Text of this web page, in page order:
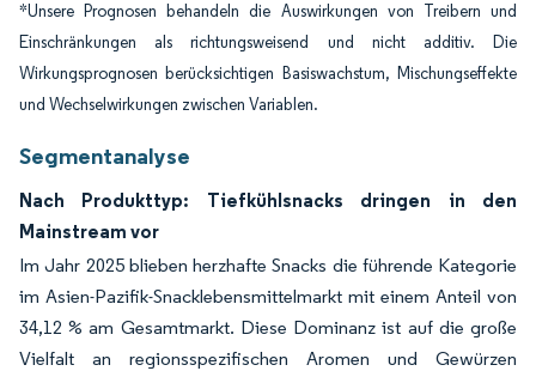
*Unsere Prognosen behandeln die Auswirkungen von Treibern und
Einschränkungen als richtungsweisend und nicht additiv. Die
Wirkungsprognosen berücksichtigen Basiswachstum, Mischungseffekte
und Wechselwirkungen zwischen Variablen.
Segmentanalyse
Nach Produkttyp: Tiefkühlsnacks dringen in den
Mainstream vor
Im Jahr 2025 blieben herzhafte Snacks die führende Kategorie
im Asien-Pazifik-Snacklebensmittelmarkt mit einem Anteil von
34,12 % am Gesamtmarkt. Diese Dominanz ist auf die große
Vielfalt an regionsspezifischen Aromen und Gewürzen